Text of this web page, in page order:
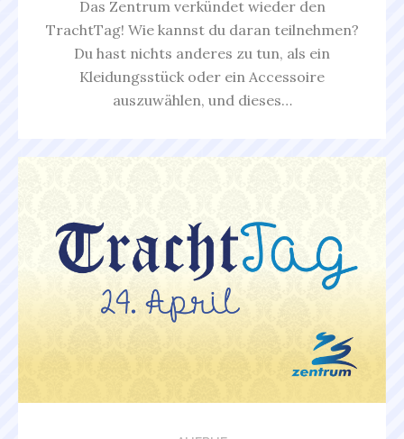
Das Zentrum verkündet wieder den
TrachtTag! Wie kannst du daran teilnehmen?
Du hast nichts anderes zu tun, als ein
Kleidungsstück oder ein Accessoire
auszuwählen, und dieses…